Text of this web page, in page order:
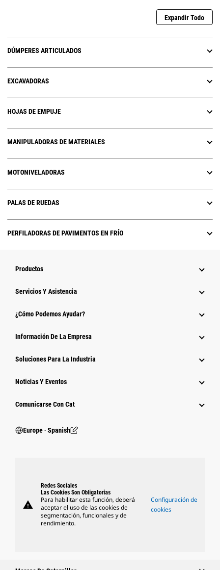
Expandir Todo
DÚMPERES ARTICULADOS
EXCAVADORAS
HOJAS DE EMPUJE
MANIPULADORAS DE MATERIALES
MOTONIVELADORAS
PALAS DE RUEDAS
PERFILADORAS DE PAVIMENTOS EN FRÍO
Productos
Servicios Y Asistencia
¿Cómo Podemos Ayudar?
Información De La Empresa
Soluciones Para La Industria
Noticias Y Eventos
Comunicarse Con Cat
Europe ‧ Spanish
warning
Redes Sociales
Las Cookies Son Obligatorias
Para habilitar esta función, deberá
aceptar el uso de las cookies de
segmentación, funcionales y de
rendimiento.
Configuración de
cookies